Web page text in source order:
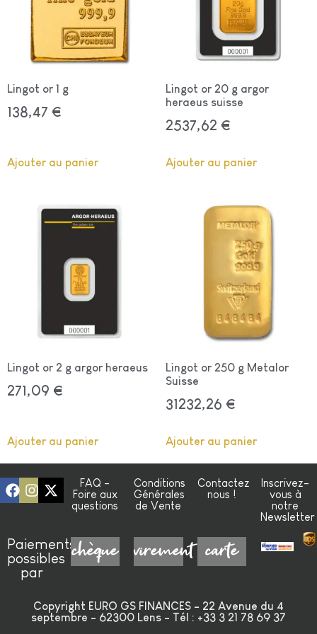
Lingot or 1 g
138,47 €
Ajouter au panier
Lingot or 20 g argor
heraeus suisse
2537,62 €
Ajouter au panier
Lingot or 2 g argor heraeus
271,09 €
Ajouter au panier
Lingot or 250 g Metalor
Suisse
31232,26 €
Ajouter au panier
FAQ -
Foire aux
questions
Conditions
Générales
de Vente
Contactez
nous !
Inscrivez-
vous à
notre
Newsletter
Paiements
possibles
par
chèque virement carte
Copyright EURO GS FINANCES - 22 Avenue du 4
septembre - 62300 Lens - Tél : +33 3 21 78 69 37